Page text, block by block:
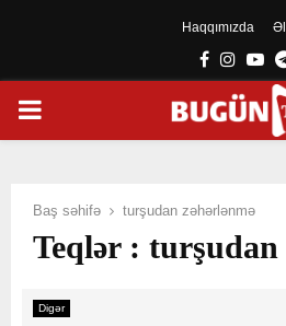
Haqqımızda
Facebook
PRIMARY
Baş səhifə turşudan zəhərlənmə
Teqlər : turşudan
Digər